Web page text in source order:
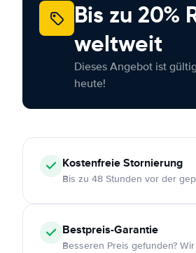
Bis zu
weltweit
Dieses Angebot ist
heute!
KostenfreieStornierung
Bis zu 48 Stunden vor der
Bestpreis-Garantie
Besseren Preis gefunden?